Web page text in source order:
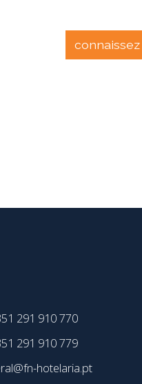
291 910 770
291 910 779
hotelaria.pt